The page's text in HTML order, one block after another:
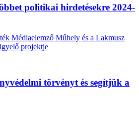
politikai hirdetésekre 2024-
Médiaelemző Műhely és a Lakmusz
projektje
törvényt és segítjük a